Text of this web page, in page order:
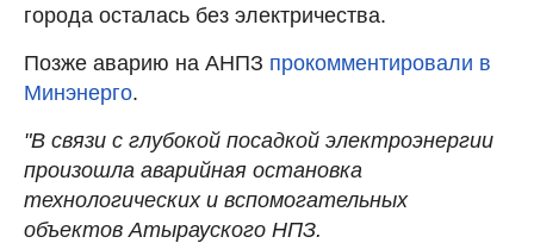
города осталась без электричества.
Позже аварию на АНПЗ прокомментировали в
Минэнерго.
"В связи с глубокой посадкой электроэнергии
произошла аварийная остановка
технологических и вспомогательных
объектов Атырауского НПЗ.